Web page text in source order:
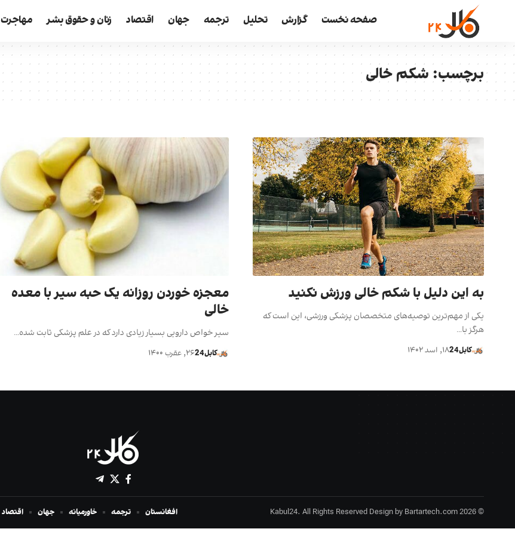
صفحه نخست گزارش تحلیل ترجمه جهان اقتصاد زنان و حقوق بشر مهاجرت
برچسب:شکم خالی
به این دلیل با شکم خالی ورزش نکنید
یکی از مهم‌ترین توصیه‌های متخصصان پزشکی ورزشی، این است که
هرگز با…
کابل24 ۱۸, اسد ۱۴۰۲
معجزه خوردن روزانه یک حبه سیر با معده
خالی
سیر خواص دارویی بسیار زیادی دارد که در علم پزشکی ثابت شده…
کابل24 ۲۶, عقرب ۱۴۰۰
© 2026 Kabul24. All Rights Reserved Design by
Bartartech.com افغانستان ترجمه خاورمیانه جهان اقتصاد